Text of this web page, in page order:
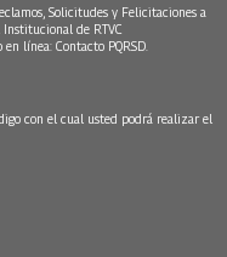
Solicitudes y Felicitaciones a
de RTVC
en línea: Contacto PQRSD.
con el cual usted podrá realizar el